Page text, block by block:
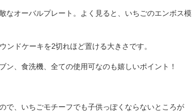
なオーバルプレート。よく見ると、いちごのエンボス模
ンドケーキを2切れほど置ける大きさです。
ン、食洗機、全ての使用可なのも嬉しいポイント！
で、いちごモチーフでも子供っぽくならないところが